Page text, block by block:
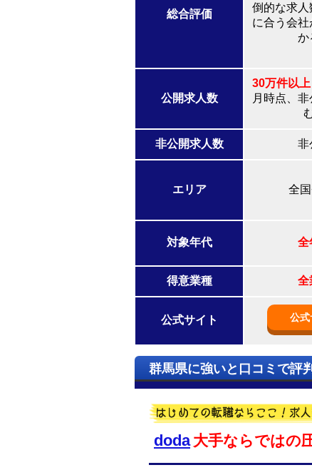
総合評価
倒的な求人
に合う会
か
公開求人数
30万件以上
月時点、
非公開求人数 非
エリア 全
対象年代 全
得意業種 全
公式サイト 公式
群馬県に強いと口コミで評
doda 大手ならではの